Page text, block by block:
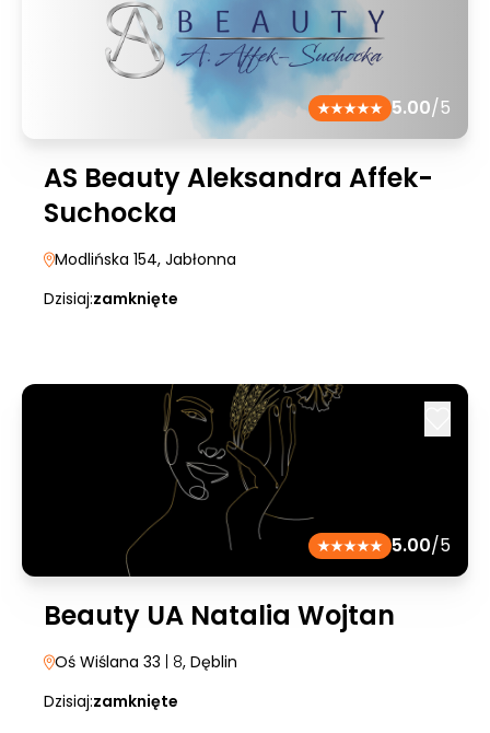
5.00/5
AS Beauty Aleksandra Affek-
Suchocka
Modlińska 154, Jabłonna
Dzisiaj:zamknięte
5.00/5
Beauty UA Natalia Wojtan
Oś Wiślana 33 | 8, Dęblin
Dzisiaj:zamknięte